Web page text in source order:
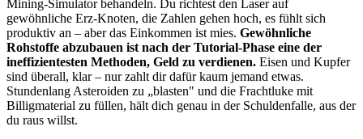
Mining-Simulator behandeln. Du richtest den Laser auf
gewöhnliche Erz-Knoten, die Zahlen gehen hoch, es fühlt sich
produktiv an – aber das Einkommen ist mies. Gewöhnliche
Rohstoffe abzubauen ist nach der Tutorial-Phase eine der
ineffizientesten Methoden, Geld zu verdienen. Eisen und Kupfer
sind überall, klar – nur zahlt dir dafür kaum jemand etwas.
Stundenlang Asteroiden zu „blasten" und die Frachtluke mit
Billigmaterial zu füllen, hält dich genau in der Schuldenfalle, aus der
du raus willst.